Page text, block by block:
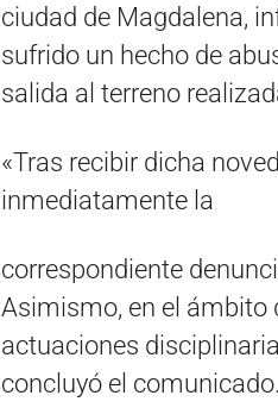
ciudad de Magdalena,
sufrido un hecho de
salida al terreno
«Tras recibir dicha
inmediatamente la
correspondiente
Asimismo, en el ámbito
actuaciones
concluyó el comunicado.